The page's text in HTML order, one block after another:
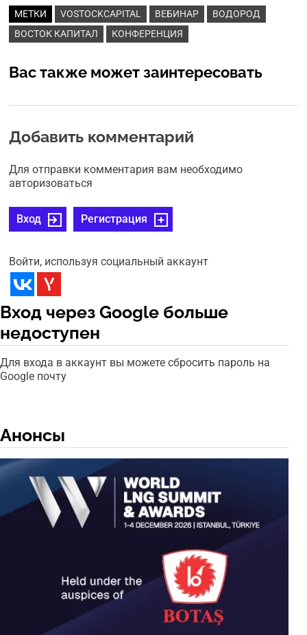
МЕТКИ VOSTOCKCAPITAL ВЕБИНАР
ВОДОРОД
ВОСТОК КАПИТАЛ
КОНФЕРЕНЦИЯ
Вас также может заинтересовать
Добавить комментарий
Для отправки комментария вам необходимо
авторизоваться
Вход Регистрация
Войти, используя социальный аккаунт
Вход через Google больше
недоступен
Для входа в аккаунт вы можете сбросить пароль на
Google почту
Анонсы